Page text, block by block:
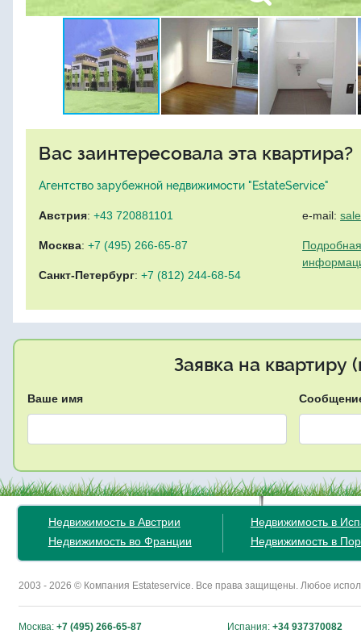
Вас заинтересовала эта квартира?
Агентство зарубежной недвижимости "EstateService"
Австрия: +43 720881101
Москва: +7 (495) 266-65-87
Санкт-Петербург: +7 (812) 244-68-54
e-mail:
Заявка на квартиру
Ваше имя
Недвижимость в Австрии
Недвижимость во Франции
Недвижимость в
Недвижимость в
2003 - 2026 © Компания Estateservice. Все права защищены. Любое
Москва: +7 (495) 266-65-87 Испания: +34 937370082